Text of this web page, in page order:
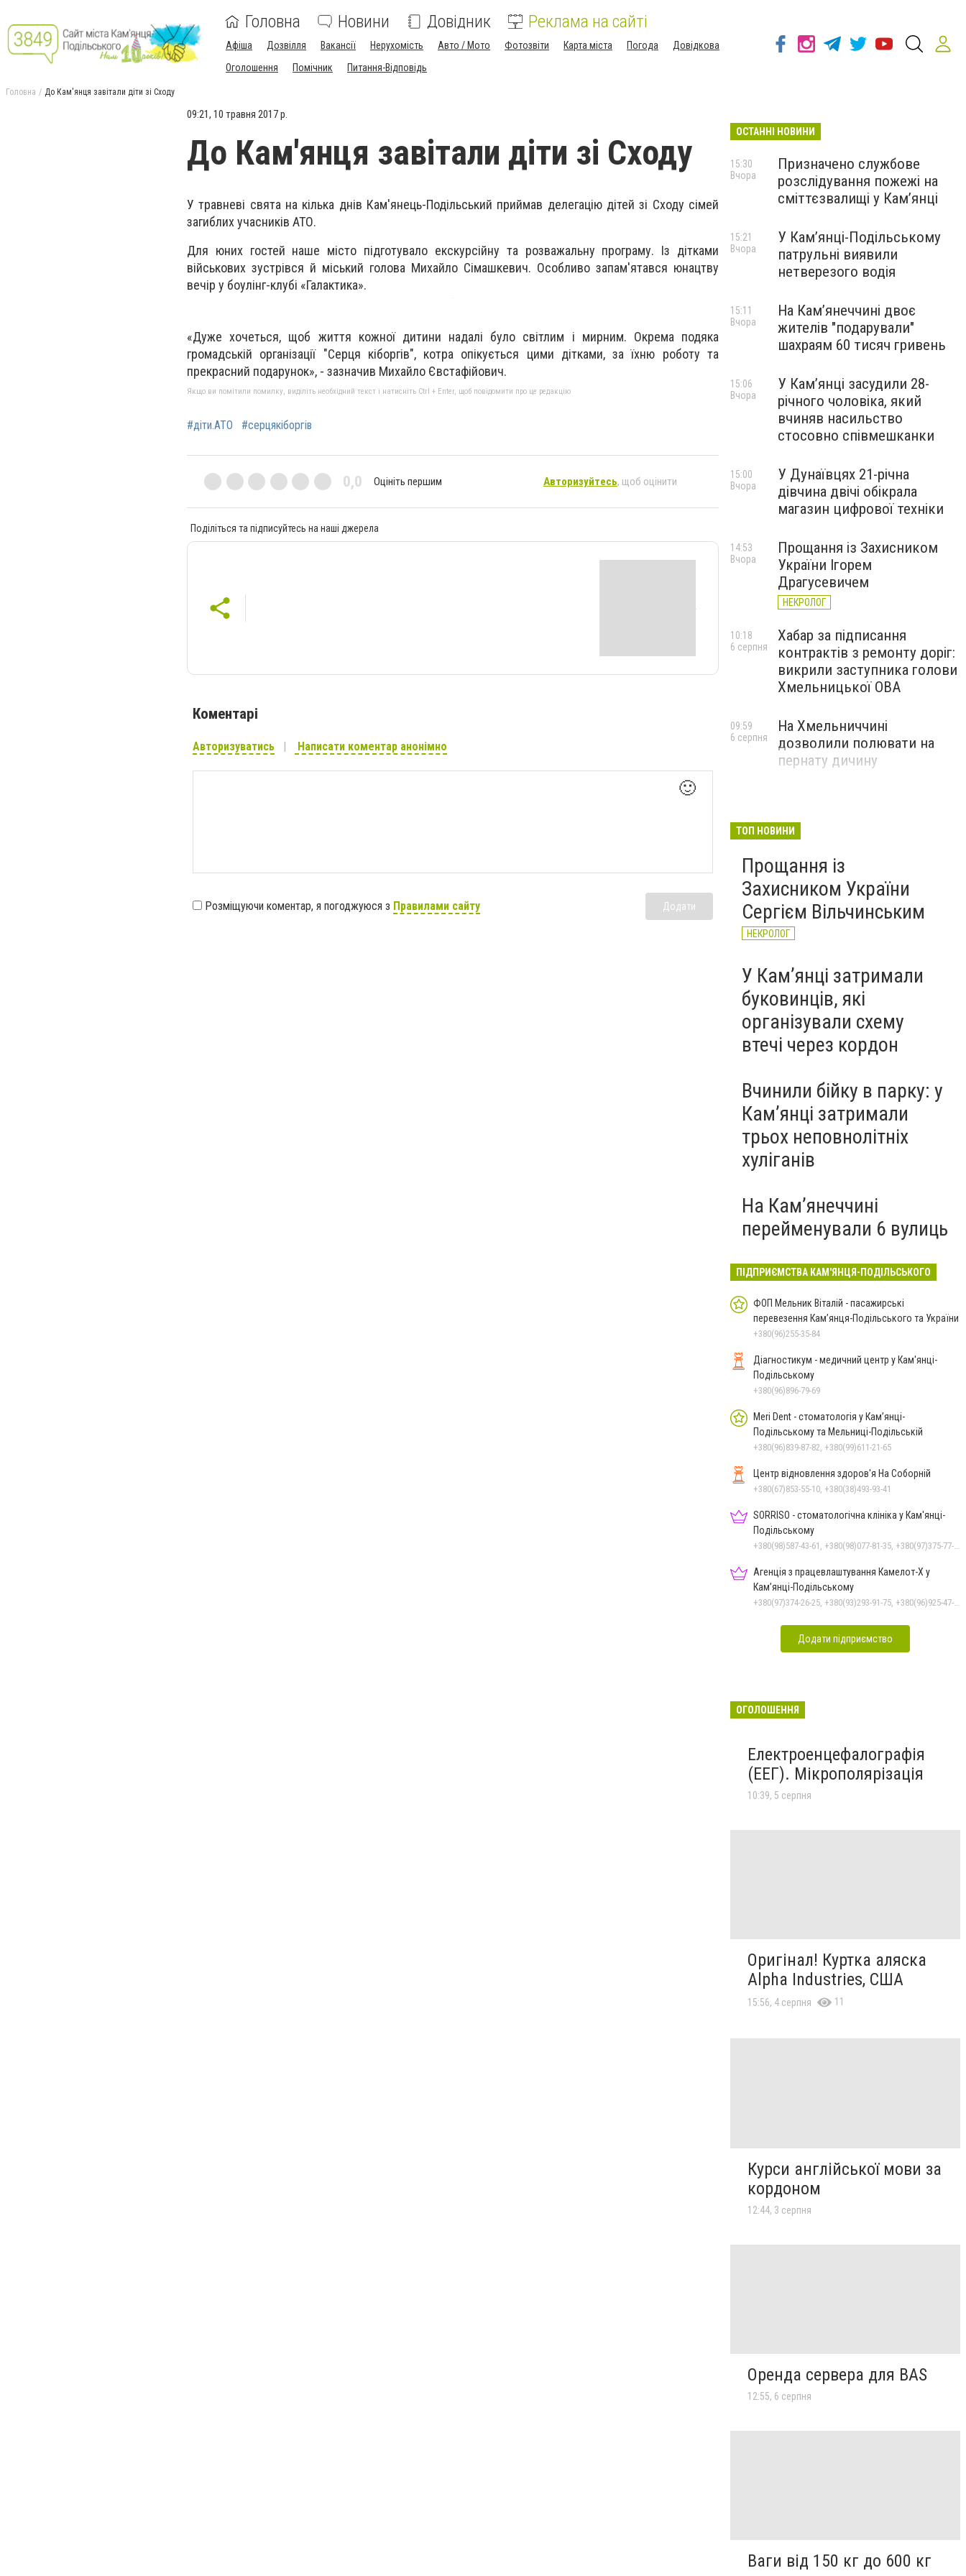
Головна Новини Довідник Реклама на сайті
Афіша Дозвілля Вакансії Нерухомість Авто / Мото Фотозвіти Карта міста Погода
Довідкова
Оголошення
Помічник Питання-Відповідь
Головна До Кам'янця завітали діти зі Сходу
09:21, 10 травня 2017 р.
До Кам'янця завітали діти зі Сходу
У травневі свята на кілька днів Кам'янець-Подільський приймав делегацію дітей зі Сходу сімей
загиблих учасників АТО.
Для юних гостей наше місто підготувало екскурсійну та розважальну програму. Із дітками
військових зустрівся й міський голова Михайло Сімашкевич. Особливо запам'ятався юнацтву
вечір у боулінг-клубі «Галактика».
«Дуже хочеться, щоб життя кожної дитини надалі було світлим і мирним. Окрема подяка
громадській організації "Серця кіборгів", котра опікується цими дітками, за їхню роботу та
прекрасний подарунок», - зазначив Михайло Євстафійович.
Якщо ви помітили помилку, виділіть необхідний текст і натисніть Ctrl + Enter, щоб повідомити про це редакцію
#діти.АТО #серцякіборгів
0,0 Оцініть першим Авторизуйтесь, щоб оцінити
Поділіться та підписуйтесь на наші джерела
Коментарі
Авторизуватись Написати коментар анонімно
🙂
Розміщуючи коментар, я погоджуюся з Правилами сайту Додати
ОСТАННІ НОВИНИ
Призначено службове
розслідування пожежі на
сміттєзвалищі у Кам’янці
15:30
Вчора
У Кам’янці-Подільському
патрульні виявили
нетверезого водія
15:21
Вчора
На Камʼянеччині двоє
жителів "подарували"
шахраям 60 тисяч гривень
15:11
Вчора
У Камʼянці засудили 28-
річного чоловіка, який
вчиняв насильство
стосовно співмешканки
15:06
Вчора
У Дунаївцях 21-річна
дівчина двічі обікрала
магазин цифрової техніки
15:00
Вчора
Прощання із Захисником
України Ігорем
Драгусевичем
НЕКРОЛОГ
14:53
Вчора
Хабар за підписання
контрактів з ремонту доріг:
викрили заступника голови
Хмельницької ОВА
10:18
6 серпня
На Хмельниччині
дозволили полювати на
пернату дичину
09:59
6 серпня
ТОП НОВИНИ
Прощання із
Захисником України
Сергієм Вільчинським
НЕКРОЛОГ
У Кам’янці затримали
буковинців, які
організували схему
втечі через кордон
Вчинили бійку в парку: у
Кам’янці затримали
трьох неповнолітніх
хуліганів
На Камʼянеччині
перейменували 6 вулиць
ПІДПРИЄМСТВА КАМ'ЯНЦЯ-ПОДІЛЬСЬКОГО
ФОП Мельник Віталій - пасажирські
перевезення Кам’янця-Подільського та України
+380(96)255-35-84
Діагностикум - медичний центр у Кам'янці-
Подільському
+380(96)896-79-69
Meri Dent - стоматологія у Кам’янці-
Подільському та Мельниці-Подільській
+380(96)839-87-82, +380(99)611-21-65
Центр відновлення здоров'я На Соборній
+380(67)853-55-10, +380(38)493-93-41
SORRISO - стоматологічна клініка у Кам'янці-
Подільському
+380(98)587-43-61, +380(98)077-81-35, +380(97)375-77-72, +380(97)982-31-07
Агенція з працевлаштування Камелот-Х у
Кам’янці-Подільському
+380(97)374-26-25, +380(93)293-91-75, +380(96)925-47-71, +380(73)327-54-83
Додати підприємство
ОГОЛОШЕННЯ
Електроенцефалографія
(ЕЕГ). Мікрополярізація
10:39, 5 серпня
Оригінал! Куртка аляска
Alpha Industries, США
15:56, 4 серпня 11
Курси англійської мови за
кордоном
12:44, 3 серпня
Оренда сервера для BAS
12:55, 6 серпня
Ваги від 150 кг до 600 кг